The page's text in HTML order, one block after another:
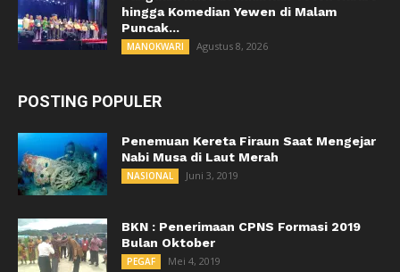
hingga Komedian Yewen di Malam
Puncak...
MANOKWARI Agustus 8, 2026
POSTING POPULER
Penemuan Kereta Firaun Saat Mengejar
Nabi Musa di Laut Merah
NASIONAL Juni 3, 2019
BKN : Penerimaan CPNS Formasi 2019
Bulan Oktober
PEGAF Mei 4, 2019